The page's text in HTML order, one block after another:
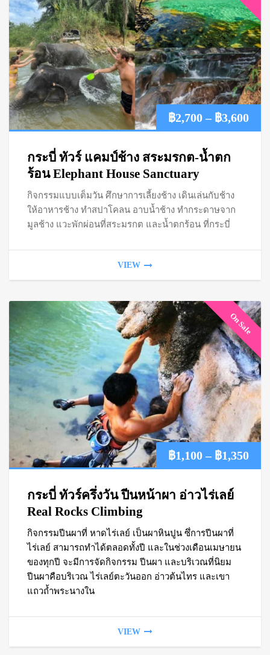
฿2,700 – ฿3,600
กระบี่ ทัวร์ แคมป์ช้าง สระมรกต-น้ำตก
ร้อน Elephant House Sanctuary
กิจกรรมแบบเต็มวัน ศึกษาการเลี้ยงช้าง เดินเล่นกับช้าง
ให้อาหารช้าง ทำสปาโคลน อาบน้ำช้าง ทำกระดาษจาก
มูลช้าง แวะพักผ่อนที่สระมรกต และน้ำตกร้อน ที่กระบี่
VIEW
On Sale
฿1,100 – ฿1,350
กระบี่ ทัวร์ครึ่งวัน ปีนหน้าผา อ่าวไร่เลย์
Real Rocks Climbing
กิจกรรมปีนผาที่ หาดไร่เลย์ เป็นผาหินปูน ซึ่การปีนผาที่
ไร่เลย์ สามารถทำได้ตลอดทั้งปี และในช่วงเดือนเมษายน
ของทุกปี จะมีการจัดกิจกรรม ปีนผา และบริเวณที่นิยม
ปีนผาคือบริเวณ ไร่เลย์ตะวันออก อ่าวต้นไทร และเขา
แถวถ้ำพระนางใน
VIEW